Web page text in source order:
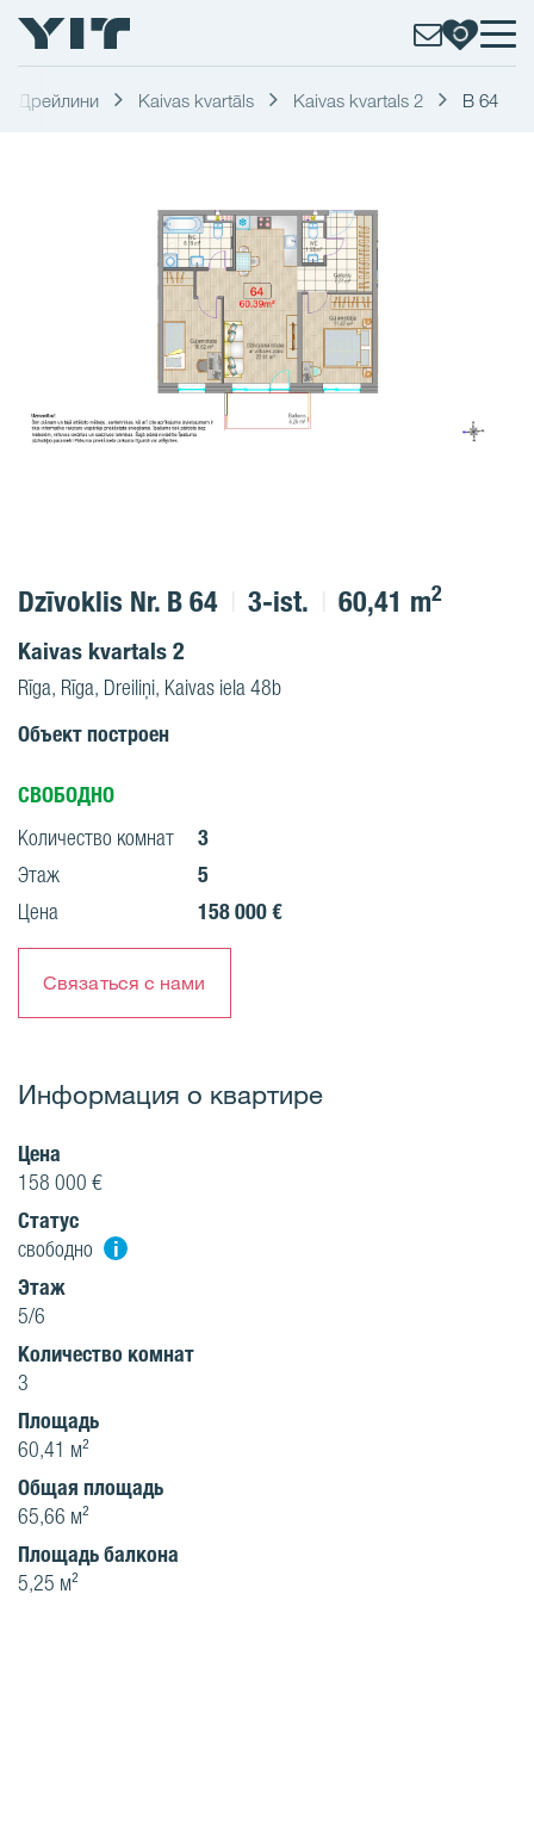
Дрейлини Kaivas kvartāls Kaivas kvartals 2 B 64
Dzīvoklis Nr. B 64 3-ist. 60,41 m2
Kaivas kvartals 2
Rīga, Rīga, Dreiliņi, Kaivas iela 48b
Объект построен
СВОБОДНО
Количество комнат 3
Этаж 5
Цена 158 000 €
Связаться с нами
Информация о квартире
Цена
158 000 €
Статус
свободно i
Этаж
5/6
Количество комнат
3
Площадь
60,41 м²
Oбщая площадь
65,66 м²
Площадь балкона
5,25 м²